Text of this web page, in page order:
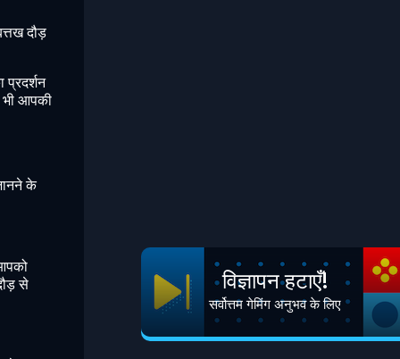
दौड़
भी आपकी
के
से
विज्ञापन हटाएँ!
सर्वोत्तम गेमिंग अनुभव के लिए